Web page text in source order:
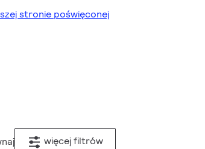
stronie poświęconej
więcej filtrów